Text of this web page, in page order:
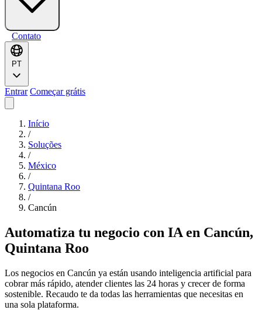
Contato
PT
Entrar Começar grátis
Início
/
Soluções
/
México
/
Quintana Roo
/
Cancún
Automatiza tu negocio con IA en Cancún,
Quintana Roo
Los negocios en Cancún ya están usando inteligencia artificial para
cobrar más rápido, atender clientes las 24 horas y crecer de forma
sostenible. Recaudo te da todas las herramientas que necesitas en
una sola plataforma.